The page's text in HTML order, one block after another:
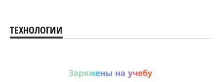
ТЕХНОЛОГИИ